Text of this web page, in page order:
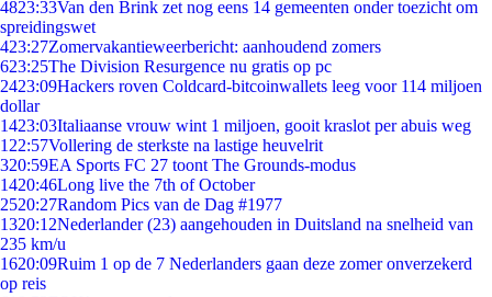
4823:33Van den Brink zet nog eens 14 gemeenten onder toezicht om
spreidingswet
423:27Zomervakantieweerbericht: aanhoudend zomers
623:25The Division Resurgence nu gratis op pc
2423:09Hackers roven Coldcard-bitcoinwallets leeg voor 114 miljoen
dollar
1423:03Italiaanse vrouw wint 1 miljoen, gooit kraslot per abuis weg
1 22:57Vollering de sterkste na lastige heuvelrit
320:59EA Sports FC 27 toont The Grounds-modus
1420:46Long live the 7th of October
2520:27Random Pics van de Dag #1977
1320:12Nederlander (23) aangehouden in Duitsland na snelheid van
235 km/u
1620:09Ruim 1 op de 7 Nederlanders gaan deze zomer onverzekerd
op reis